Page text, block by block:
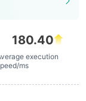
180.40
execution
ms